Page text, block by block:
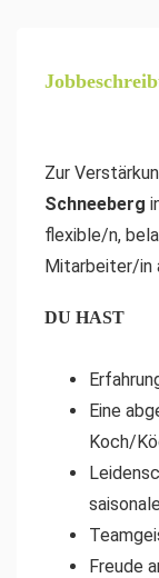
Zur
Schneeberg
flexible/n,
Mitarbeiter/in
DU HAST
Eine
Koch/
Freude